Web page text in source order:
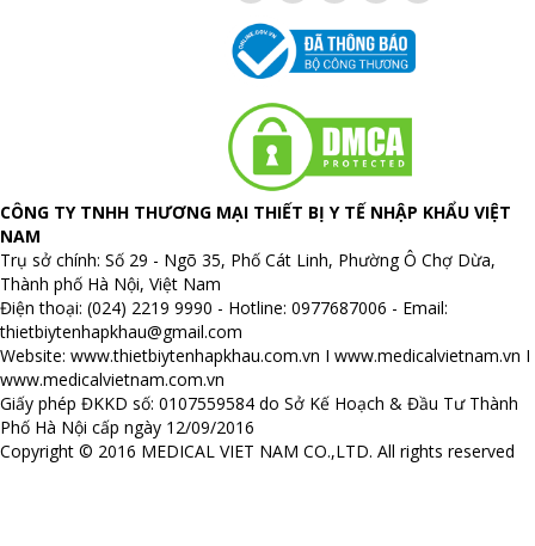
CÔNG TY TNHH THƯƠNG MẠI THIẾT BỊ Y TẾ NHẬP KHẨU VIỆT
NAM
Trụ sở chính: Số 29 - Ngõ 35, Phố Cát Linh, Phường Ô Chợ Dừa,
Thành phố Hà Nội, Việt Nam
Điện thoại: (024) 2219 9990 - Hotline: 0977687006 - Email:
thietbiytenhapkhau@gmail.com
Website: www.thietbiytenhapkhau.com.vn I www.medicalvietnam.vn I
www.medicalvietnam.com.vn
Giấy phép ĐKKD số: 0107559584 do Sở Kế Hoạch & Đầu Tư Thành
Phố Hà Nội cấp ngày 12/09/2016
Copyright © 2016 MEDICAL VIET NAM CO.,LTD. All rights reserved